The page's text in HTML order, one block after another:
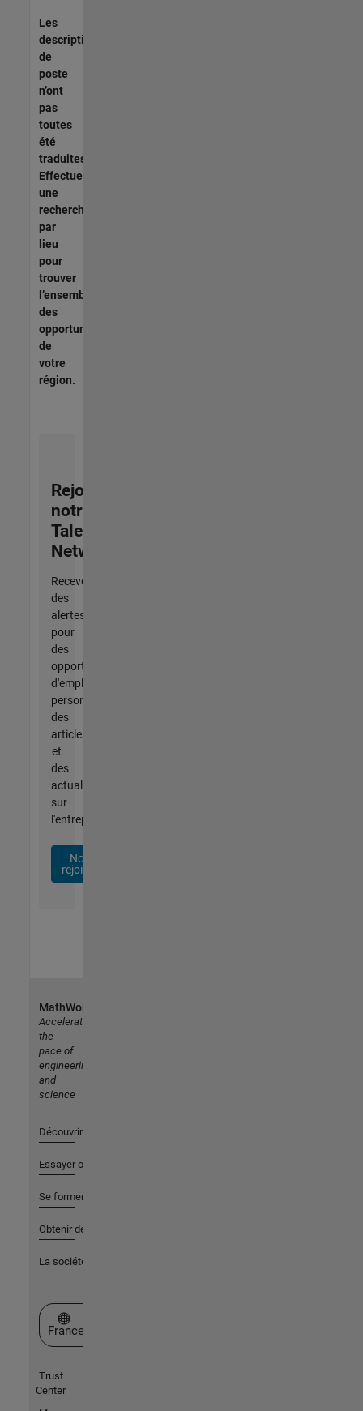
Les
descriptions
de
poste
n’ont
pas
toutes
été
traduites.
Effectuez
une
recherche
par
lieu
pour
trouver
l’ensemble
des
opportunités
de
votre
région.
Rejoignez
notre
Talent
Network
Recevez
des
alertes
pour
des
opportunités
d'emploi
personnalisées,
des
articles
et
des
actualités
sur
l'entreprise.
Nous
rejoindre
MathWorks
Accelerating
the
pace of
engineering
and
science
Découvrir les produits
Essayer ou acheter
Se former
Obtenir de l'aide
La société
Sélectionner un site web
France
Trust
Center